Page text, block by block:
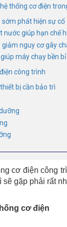
thống cơ điện
sớm phát hiện sự cố
nước giúp hạn chế
nguy cơ gây
máy chạy bền
công trình
bị cần bảo trì
cơ điện công
gặp phải rất
cơ điện